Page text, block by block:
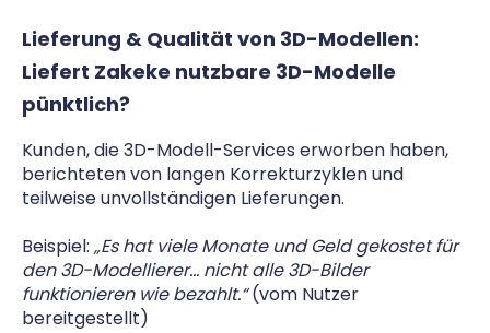
Lieferung & Qualität von 3D-Modellen:
Liefert Zakeke nutzbare 3D-Modelle
pünktlich?
Kunden, die 3D-Modell-Services erworben haben,
berichteten von langen Korrekturzyklen und
teilweise unvollständigen Lieferungen.
Beispiel: „Es hat viele Monate und Geld gekostet für
den 3D-Modellierer… nicht alle 3D-Bilder
funktionieren wie bezahlt.“(vom Nutzer
bereitgestellt)